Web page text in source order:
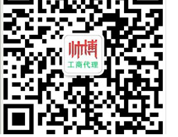
2017年重庆海关造价员年审报名中心_志趣网
国家公务员重庆海关2013年有多少人报考_
2016年国家公务员重庆海关面试公告-国家公
2012年重庆海关公务员面试工作安排通知_
重庆海关2012年国家公务员面试时间：2月
渝企可享“全国海关如同一关”的通关便利|海
重庆海关2012年报关员资格全国统一现场
重庆海关关于2008年报关员资格报名有关事
2016国考重庆海关面试公告_国家公务员网_